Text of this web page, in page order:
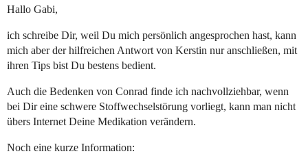
Hallo Gabi,
ich schreibe Dir, weil Du mich persönlich angesprochen hast, kann
mich aber der hilfreichen Antwort von Kerstin nur anschließen, mit
ihren Tips bist Du bestens bedient.
Auch die Bedenken von Conrad finde ich nachvollziehbar, wenn
bei Dir eine schwere Stoffwechselstörung vorliegt, kann man nicht
übers Internet Deine Medikation verändern.
Noch eine kurze Information: